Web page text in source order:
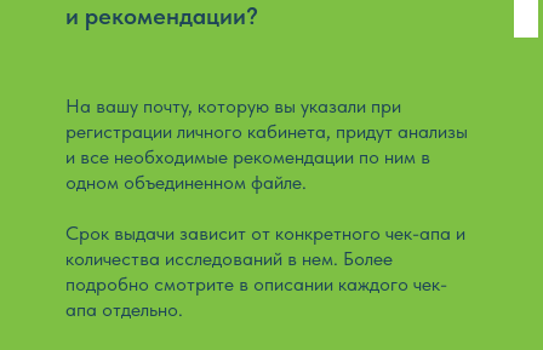
и рекомендации?
На вашу почту, которую вы указали при
регистрации личного кабинета, придут анализы
и все необходимые рекомендации по ним в
одном объединенном файле.
Срок выдачи зависит от конкретного чек-апа и
количества исследований в нем. Более
подробно смотрите в описании каждого чек-
апа отдельно.